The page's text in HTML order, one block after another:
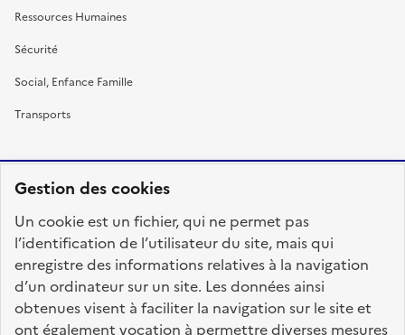
Gestion des cookies
Un cookie est un fichier, qui ne permet pas
l’identification de l’utilisateur du site, mais qui
enregistre des informations relatives à la navigation
d’un ordinateur sur un site. Les données ainsi
obtenues visent à faciliter la navigation sur le site et
ont également vocation à permettre diverses mesures
Ressources Humaines
Sécurité
Social, Enfance Famille
Transports
FRANÇAISE
fonction-publique.gouv.fr legifrance.gouv.fr